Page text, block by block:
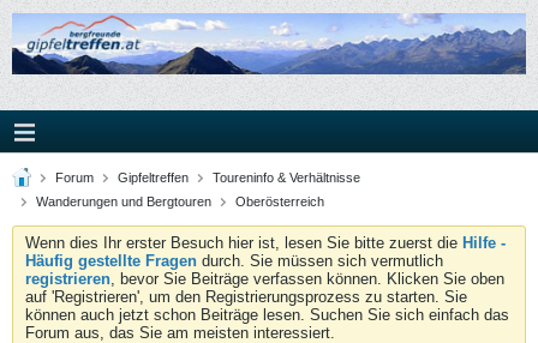
Forum Gipfeltreffen
Toureninfo & Verhältnisse
Wanderungen und Bergtouren
Oberösterreich
Wenn dies Ihr erster Besuch hier ist, lesen Sie bitte zuerst die Hilfe -
Häufig gestellte Fragen durch. Sie müssen sich vermutlich
registrieren, bevor Sie Beiträge verfassen können. Klicken Sie oben
auf 'Registrieren', um den Registrierungsprozess zu starten. Sie
können auch jetzt schon Beiträge lesen. Suchen Sie sich einfach das
Forum aus, das Sie am meisten interessiert.